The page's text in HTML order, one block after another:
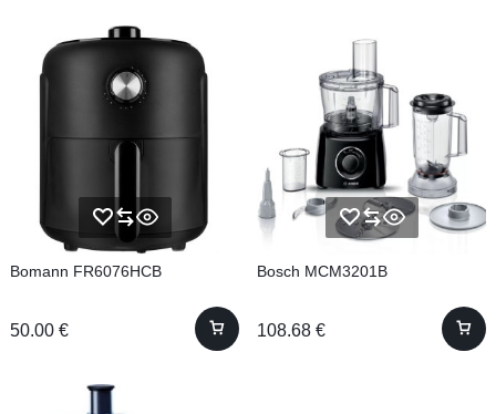
Bomann FR6076HCB
50.00 €
Bosch MCM3201B
108.68 €